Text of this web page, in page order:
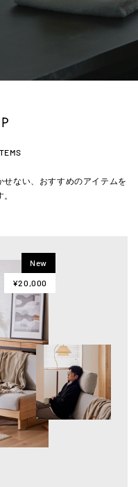
せない、おすすめのアイテムを
New
¥20,000